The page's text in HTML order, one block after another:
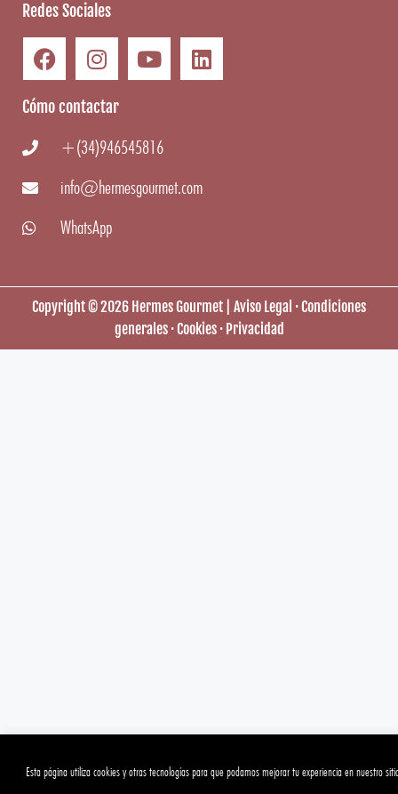
Esta página utiliza cookies y otras tecnologías para que podamos mejorar tu experiencia en nuestro
Redes Sociales
Cómo contactar
+(34)946545816
info@hermesgourmet.com
WhatsApp
Copyright ©2026 Hermes Gourmet Aviso Legal ·Condiciones
generales·Cookies· Privacidad